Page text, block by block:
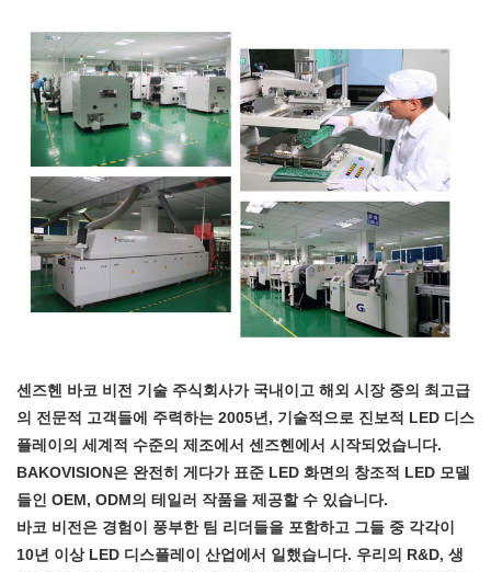
센즈헨 바코 비전 기술 주식회사가 국내이고 해외 시장 중의 최고급
의 전문적 고객들에 주력하는 2005년, 기술적으로 진보적 LED 디스
플레이의 세계적 수준의 제조에서 센즈헨에서 시작되었습니다.
BAKOVISION은 완전히 게다가 표준 LED 화면의 창조적 LED 모델
들인 OEM, ODM의 테일러 작품을 제공할 수 있습니다.
바코 비전은 경험이 풍부한 팀 리더들을 포함하고 그들 중 각각이
10년 이상 LED 디스플레이 산업에서 일했습니다. 우리의 R&D, 생